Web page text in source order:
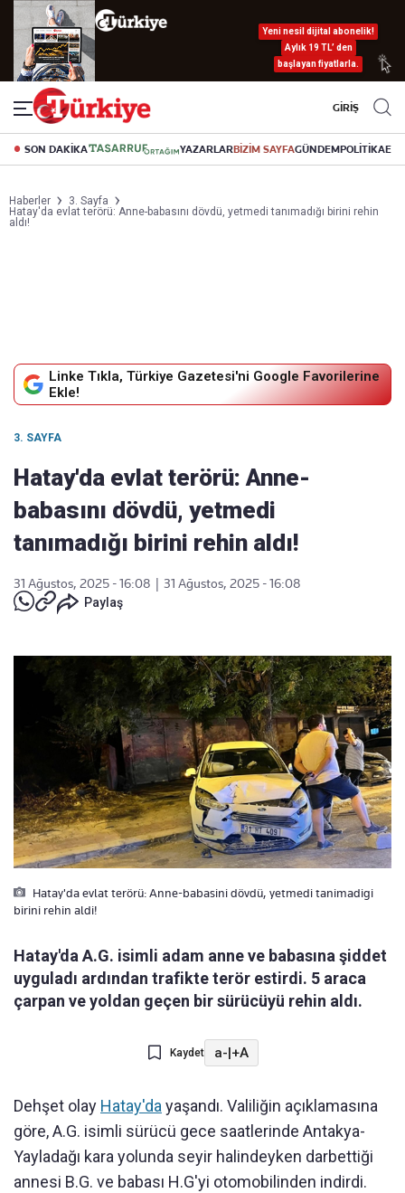
Yeni nesil dijital abonelik!
Aylık 19 TL’ den
başlayan fiyatlarla.
GİRİŞ
SON DAKİKA YAZARLARBİZİM SAYFAGÜNDEMPOLİTİKA
Haberler
3. Sayfa
Hatay'da evlat terörü: Anne-babasını dövdü, yetmedi tanımadığı birini rehin
aldı!
Linke Tıkla, Türkiye Gazetesi'ni Google Favorilerine
Ekle!
3. SAYFA
Hatay'da evlat terörü: Anne-
babasını dövdü, yetmedi
tanımadığı birini rehin aldı!
31 Ağustos, 2025 - 16:08
31 Ağustos, 2025 - 16:08
Paylaş
Hatay'da evlat terörü: Anne-babasini dövdü, yetmedi tanimadigi
birini rehin aldi!
Hatay'da A.G. isimli adam anne ve babasına şiddet
uyguladı ardından trafikte terör estirdi. 5 araca
çarpan ve yoldan geçen bir sürücüyü rehin aldı.
Kaydet a-|+A
Dehşet olay Hatay'da yaşandı. Valiliğin açıklamasına
göre, A.G. isimli sürücü gece saatlerinde Antakya-
Yayladağı kara yolunda seyir halindeyken darbettiği
annesi B.G. ve babası H.G'yi otomobilinden indirdi.